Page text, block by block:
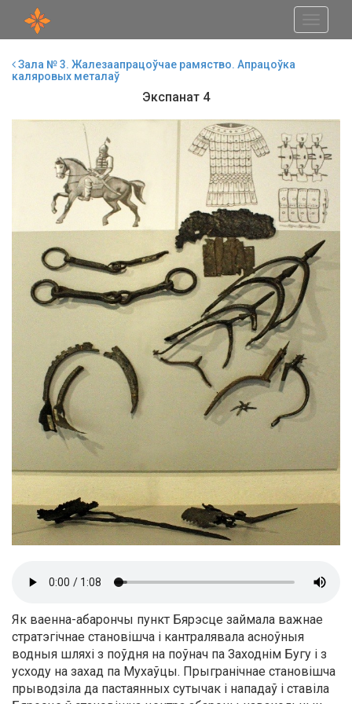
Зала № 3. Жалезаапрацоўчае рамяство. Апрацоўка
каляровых металаў
Экспанат 4
Як ваенна-абарончы пункт Бярэсце займала важнае
стратэгічнае становішча і кантралявала асноўныя
водныя шляхі з поўдня на поўнач па Заходнім Бугу і з
усходу на захад па Мухаўцы. Прыгранічнае становішча
прыводзіла да пастаянных сутычак і нападаў і ставіла